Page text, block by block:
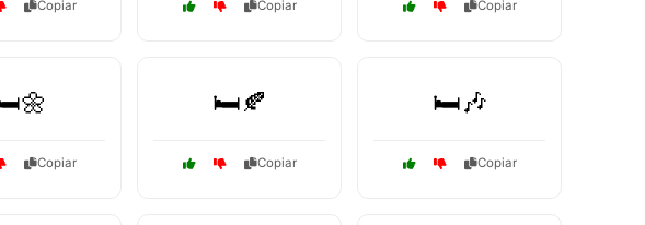
Copiar Copiar Copiar
Copiar
🛏️🍂
Copiar
🛏️🎶
Copiar